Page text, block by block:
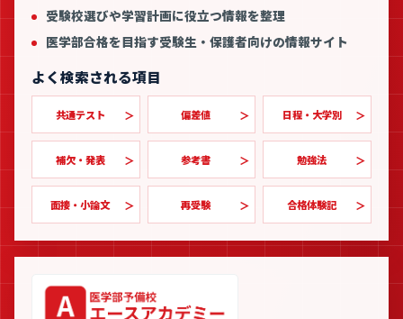
受験校選びや学習計画に役立つ情報を整理
医学部合格を目指す受験生・保護者向けの情報サイト
よく検索される項目
共通テスト 偏差値 日程・大学別
補欠・発表 参考書 勉強法
面接・小論文 再受験 合格体験記